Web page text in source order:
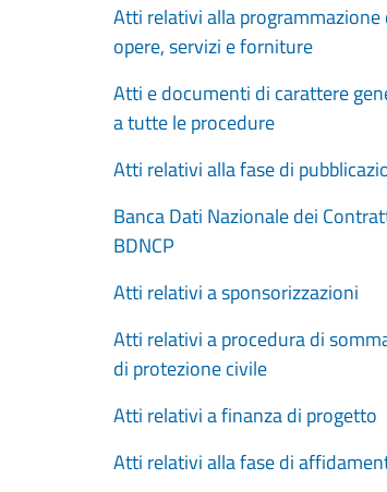
Atti relativi alla programmazione
opere, servizi e forniture
Atti e documenti di carattere
a tutte le procedure
Atti relativi alla fase di
Banca Dati Nazionale dei
BDNCP
Atti relativi a sponsorizzazioni
Atti relativi a procedura di
di protezione civile
Atti relativi a finanza di progetto
Atti relativi alla fase di